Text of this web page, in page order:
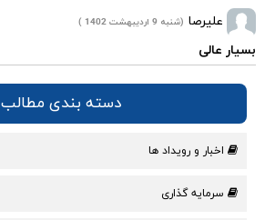
علیرصا (شنبه 9 اردیبهشت 1402 )
بسیار عالی
دسته بندی مطالب
اخبار و رویداد ها
سرمایه گذاری